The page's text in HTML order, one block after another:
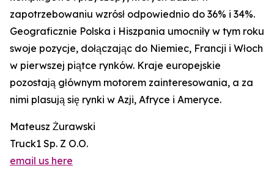
zapotrzebowaniu wzrósł odpowiednio do 36% i 34%.
Geograficznie Polska i Hiszpania umocniły w tym roku
swoje pozycje, dołączając do Niemiec, Francji i Włoch
w pierwszej piątce rynków. Kraje europejskie
pozostają głównym motorem zainteresowania, a za
nimi plasują się rynki w Azji, Afryce i Ameryce.
Mateusz Żurawski
Truck1 Sp. Z O.O.
email us here